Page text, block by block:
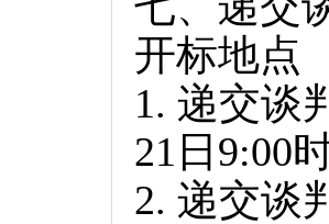
开标地点
1. 递交谈
21日9:00
2. 递交谈